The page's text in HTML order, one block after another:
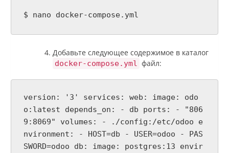
$ nano docker-compose.yml
Добавьте следующее содержимое в каталог
docker-compose.yml файл:
version: '3' services: web: image: odo
o:latest depends_on: - db ports: - "806
9:8069" volumes: - ./config:/etc/odoo e
nvironment: - HOST=db - USER=odoo - PAS
SWORD=odoo db: image: postgres:13 envir